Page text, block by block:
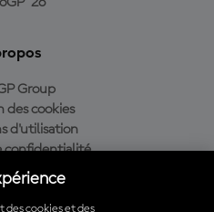
Group
des cookies
d'utilisation
confidentialité
d’achat
des cookies et des